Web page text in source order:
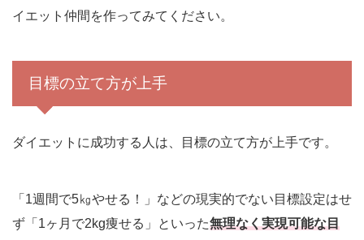
イエット仲間を作ってみてください。
目標の立て方が上手
ダイエットに成功する人は、目標の立て方が上手です。
「1週間で5㎏やせる！」などの現実的でない目標設定はせ
ず「1ヶ月で2kg痩せる」といった無理なく実現可能な目